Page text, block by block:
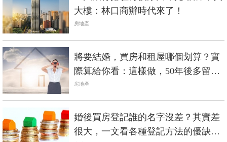
大樓：林口商辦時代來了！
房地產
將要結婚，買房和租屋哪個划算？實
際算給你看：這樣做，50年後多留給
子孫1億財產！
房地產
婚後買房登記誰的名字沒差？其實差
很大，一文看各種登記方法的優缺